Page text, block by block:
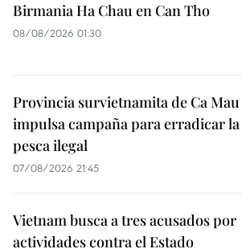
Birmania Ha Chau en Can Tho
08/08/2026 01:30
Provincia survietnamita de Ca Mau
impulsa campaña para erradicar la
pesca ilegal
07/08/2026 21:45
Vietnam busca a tres acusados por
actividades contra el Estado